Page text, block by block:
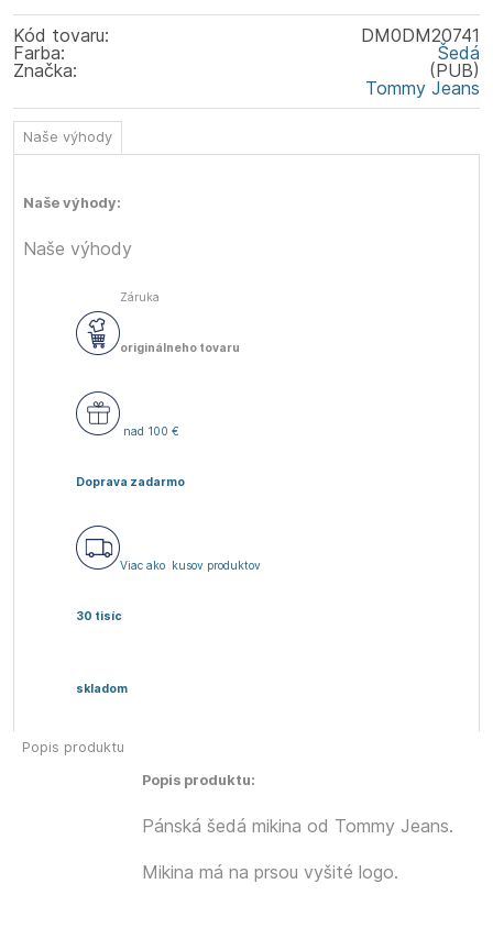
Kód tovaru:
DM0DM20741
Farba:
Šedá
(PUB)
Značka:
Tommy Jeans
Naše výhody
Naše výhody:
Naše výhody
Záruka
originálneho tovaru
Doprava zadarmo
nad 100 €
Viac ako
30 tisíc
kusov produktov
skladom
Popis produktu
Popis produktu:
Pánská šedá mikina od Tommy Jeans.
Mikina má na prsou vyšité logo.